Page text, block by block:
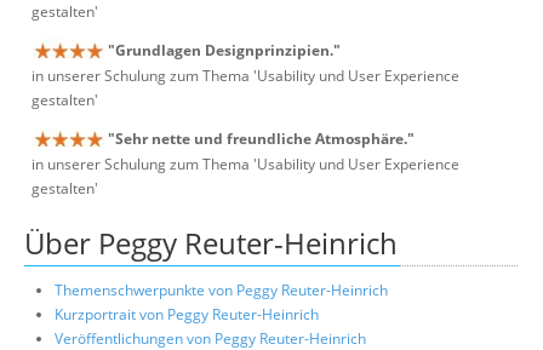
gestalten'
"Grundlagen Designprinzipien."
in unserer Schulung zum Thema 'Usability und User Experience
gestalten'
"Sehr nette und freundliche Atmosphäre."
in unserer Schulung zum Thema 'Usability und User Experience
gestalten'
Über Peggy Reuter-Heinrich
Themenschwerpunkte von Peggy Reuter-Heinrich
Kurzportrait von Peggy Reuter-Heinrich
Veröffentlichungen von Peggy Reuter-Heinrich